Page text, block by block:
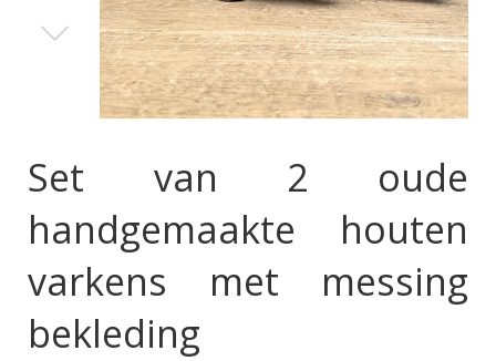
Set van 2 oude
handgemaakte houten
varkens met messing
bekleding